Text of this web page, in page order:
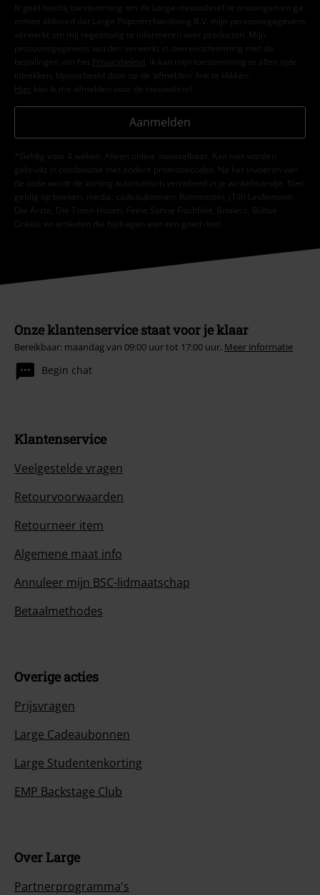
Ik geef hierbij toestemming om de Large-nieuwsbrief te ontvangen en ga
ermee akkoord dat Large Popmerchandising B.V. mijn persoonsgegevens
verwerkt om mij regelmatig te informeren over producten. Mijn
persoonsgegevens worden verwerkt in overeenstemming met de
bepalingen van het
Privacybeleid . Ik kan mijn toestemming te allen tijde
intrekken, bijvoorbeeld door op de ‘afmelden’-link te klikken.
Hier kan ik me afmelden voor de nieuwsbrief.
Aanmelden
*Geldig voor 4 weken. Alleen online inwisselbaar. Kan niet worden
gebruikt in combinatie met andere promotiecodes. Na het invoeren van
de code wordt de korting automatisch verrekend in je winkelmandje. Niet
geldig op boeken, media, cadeaubonnen, Rammstein, (Till) Lindemann,
Die Ärzte, Die Toten Hosen, Feine Sahne Fischfilet, Broilers, Böhse
Onkelz en artikelen die bijdragen aan een goed doel.
Onze klantenservice staat voor je klaar
Bereikbaar: maandag van 09:00 uur tot 17:00 uur. Meer informatie
Begin chat
Klantenservice
Veelgestelde vragen
Retourvoorwaarden
Retourneer item
Algemene maat info
Annuleer mijn BSC-lidmaatschap
Betaalmethodes
Overige acties
Prijsvragen
Large Cadeaubonnen
Large Studentenkorting
EMP Backstage Club
Over Large
Partnerprogramma's